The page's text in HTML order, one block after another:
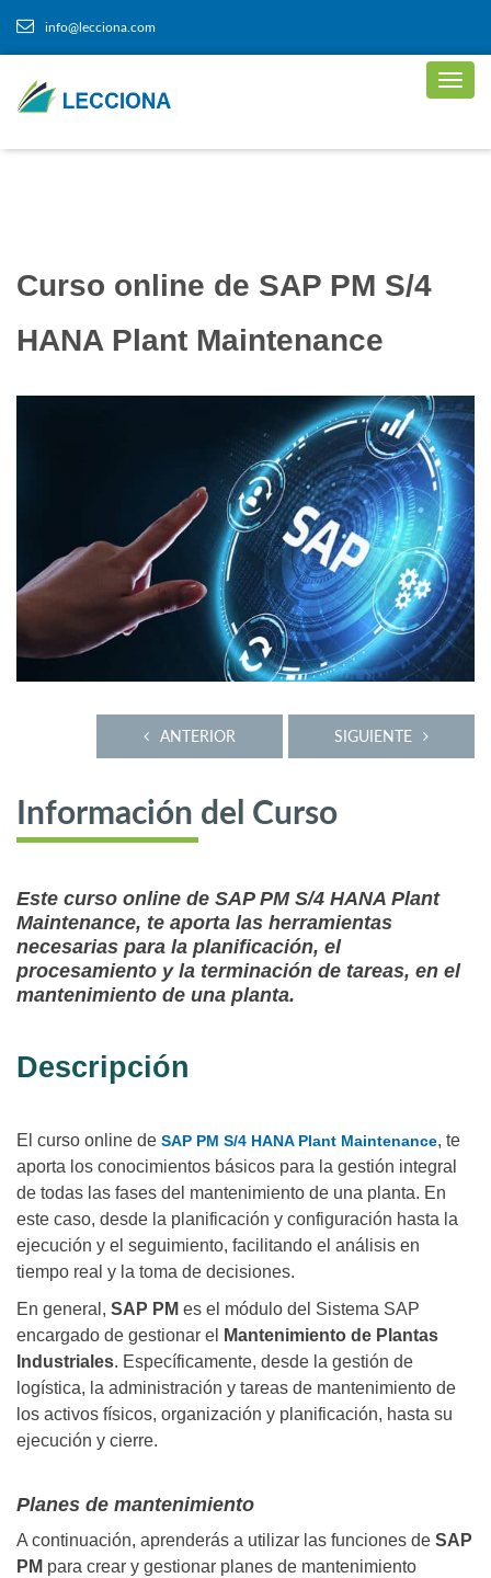
info@lecciona.com
Curso online de SAP PM S/4
HANA Plant Maintenance
SIGUIENTE
ANTERIOR
Información del Curso
Este curso online de SAP PM S/4 HANA Plant
Maintenance, te aporta las herramientas
necesarias para la planificación, el
procesamiento y la terminación de tareas, en el
mantenimiento de una planta.
Descripción
El curso online de SAP PM S/4 HANA Plant Maintenance, te
aporta los conocimientos básicos para la gestión integral
de todas las fases del mantenimiento de una planta. En
este caso, desde la planificación y configuración hasta la
ejecución y el seguimiento, facilitando el análisis en
tiempo real y la toma de decisiones.
En general, SAP PM es el módulo del Sistema SAP
encargado de gestionar el
Mantenimiento de Plantas
Industriales. Específicamente, desde la gestión de
logística, la administración y tareas de mantenimiento de
los activos físicos, organización y planificación, hasta su
ejecución y cierre.
Planes de mantenimiento
A continuación, aprenderás a utilizar las funciones de SAP
PM para crear y gestionar planes de mantenimiento